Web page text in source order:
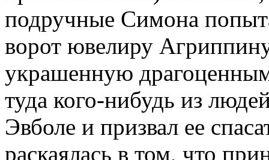
подручные Симона
ворот ювелиру
украшенную
туда кого-нибудь из
Эвболе и призвал ее
раскаялась в том, что